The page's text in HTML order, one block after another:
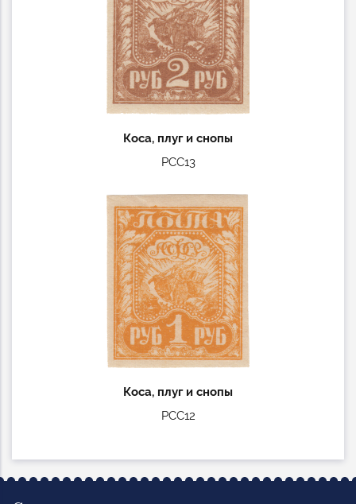
Коса, плуг и снопы
РСС13
Коса, плуг и снопы
РСС12